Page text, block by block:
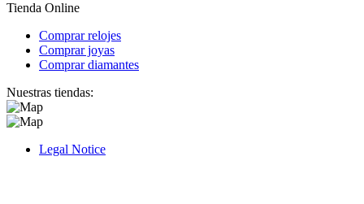
Tienda Online
Comprar relojes
Comprar joyas
Comprar diamantes
Nuestras tiendas:
Legal Notice